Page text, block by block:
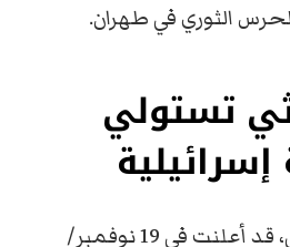
الثوري في طهران.
تستولي
وكانت جماعة الحوثي، قد أعلنت في 19 نوفمبر/